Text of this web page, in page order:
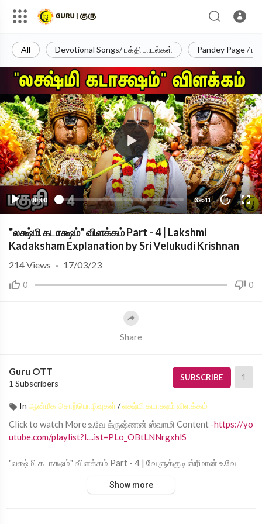
All Devotional Songs/ பக்தி பாடல்கள் Pandey Page /
00:00 39:41 10
"லக்ஷ்மி கடாக்ஷம்" விளக்கம் Part - 4 | Lakshmi
Kadaksham Explanation by Sri Velukudi Krishnan
0 0
214Views · 17/03/23
Share
Guru OTT
1 Subscribers
SUBSCRIBE 1
In ஆன்மீக சொற்பொழிவுகள்/லக்ஷ்மி கடாக்ஷம் விளக்கம்
Click to watch More உ.வே க்ருஷ்ணன் ஸ்வாமி Content -https://yo
utube.com/playlist?l....ist=PLo_OBtLNNrgxhlS
"லக்ஷ்மி கடாக்ஷம்" விளக்கம் Part - 4 | வேளுக்குடி ஸ்ரீமான் உ.வே
Show more